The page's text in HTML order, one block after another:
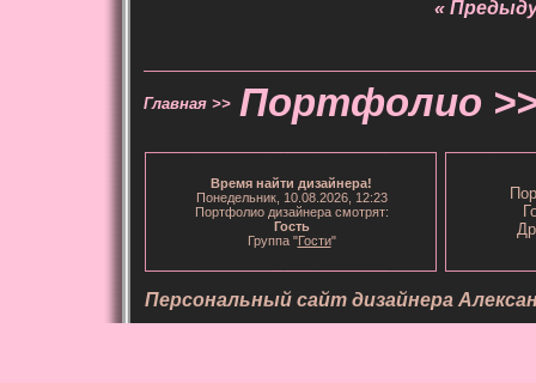
«
Главная >> Портфолио
Время найти дизайнера!
Понедельник, 10.08.2026, 12:23
Портфолио дизайнера смотрят:
Гость
Группа "Гости"
Персональный сайт дизайнера